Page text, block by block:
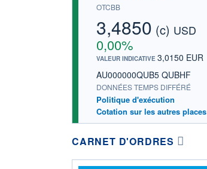
OTCBB
3,4850 (c) USD
0,00%
VALEUR INDICATIVE 3,0150 EUR
AU000000QUB5 QUBHF
DONNÉES TEMPS DIFFÉRÉ
Politique d'exécution
Cotation sur les autres places
CARNET D'ORDRES